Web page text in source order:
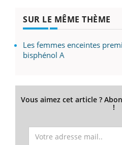
SUR LE MÊME THÈME
Les femmes enceintes
bisphénol A
Vous aimez cet article ?
!